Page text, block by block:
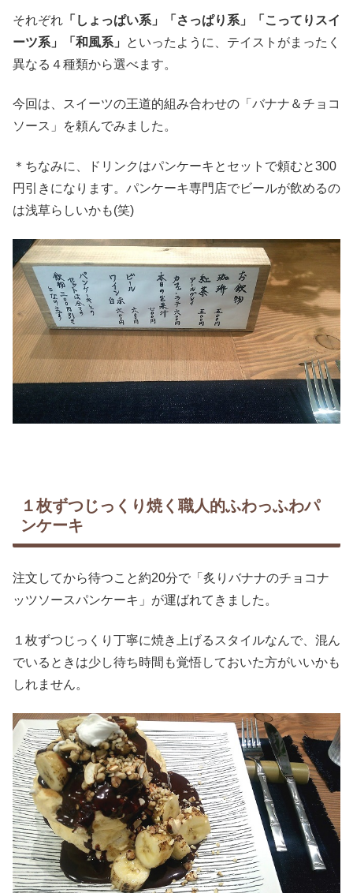
それぞれ 「しょっぱい系」「さっぱり系」「こってりスイ
ーツ系」「和風系」
といったように、テイストがまったく
異なる４種類から選べます。
今回は、スイーツの王道的組み合わせの「バナナ＆チョコ
ソース」を頼んでみました。
＊ちなみに、ドリンクはパンケーキとセットで頼むと300
円引きになります。パンケーキ専門店でビールが飲めるの
は浅草らしいかも(笑)
１枚ずつじっくり焼く職人的ふわっふわパ
ンケーキ
注文してから待つこと約20分で「炙りバナナのチョコナ
ッツソースパンケーキ」が運ばれてきました。
１枚ずつじっくり丁寧に焼き上げるスタイルなんで、混ん
でいるときは少し待ち時間も覚悟しておいた方がいいかも
しれません。